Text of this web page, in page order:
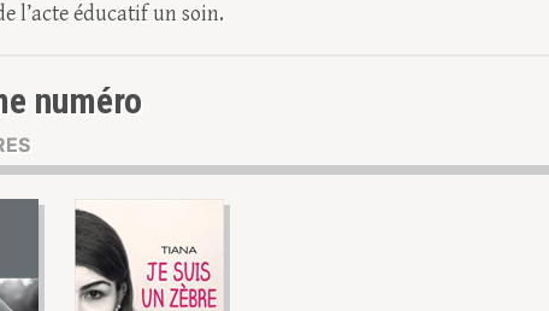
l’acte éducatif un soin.
numéro